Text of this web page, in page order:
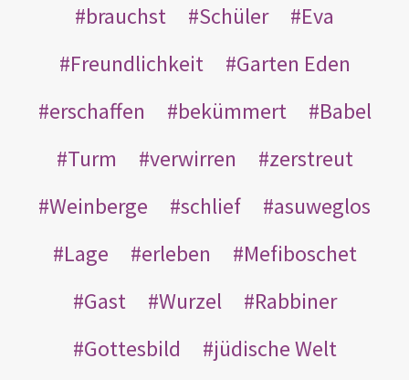
brauchst
Schüler
Eva
Freundlichkeit
Garten Eden
erschaffen
bekümmert
Babel
Turm
verwirren
zerstreut
Weinberge
schlief
asuweglos
Lage
erleben
Mefiboschet
Gast
Wurzel
Rabbiner
Gottesbild
jüdische Welt